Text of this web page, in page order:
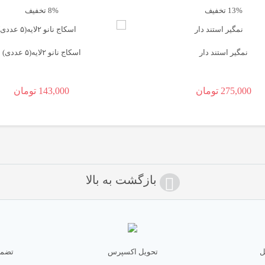
8% تخفیف
اسکاج نانو ۲لایه(۵ عددی)
155,000 تومان
143,000 تومان
فعلی:
13% تخفیف
نمگیر استند دار
275,000 تومان
بازگشت به بالا
تحویل اکسپرس